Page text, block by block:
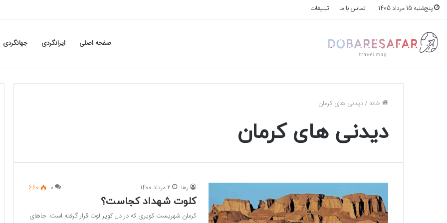
پنج‌شنبه 15 مرداد 1405 تماس با ما تبلیغات
صفحه اصلی ایرانگردی جهانگردی
خانه /دیدنی های کرمان
دیدنی های کرمان
رها 2 مرداد 1400 0
660
کلوت شهداد کجاست؟
کرمان شهریست کویری که در دل کویر لوت قرار گرفته است. جاهای